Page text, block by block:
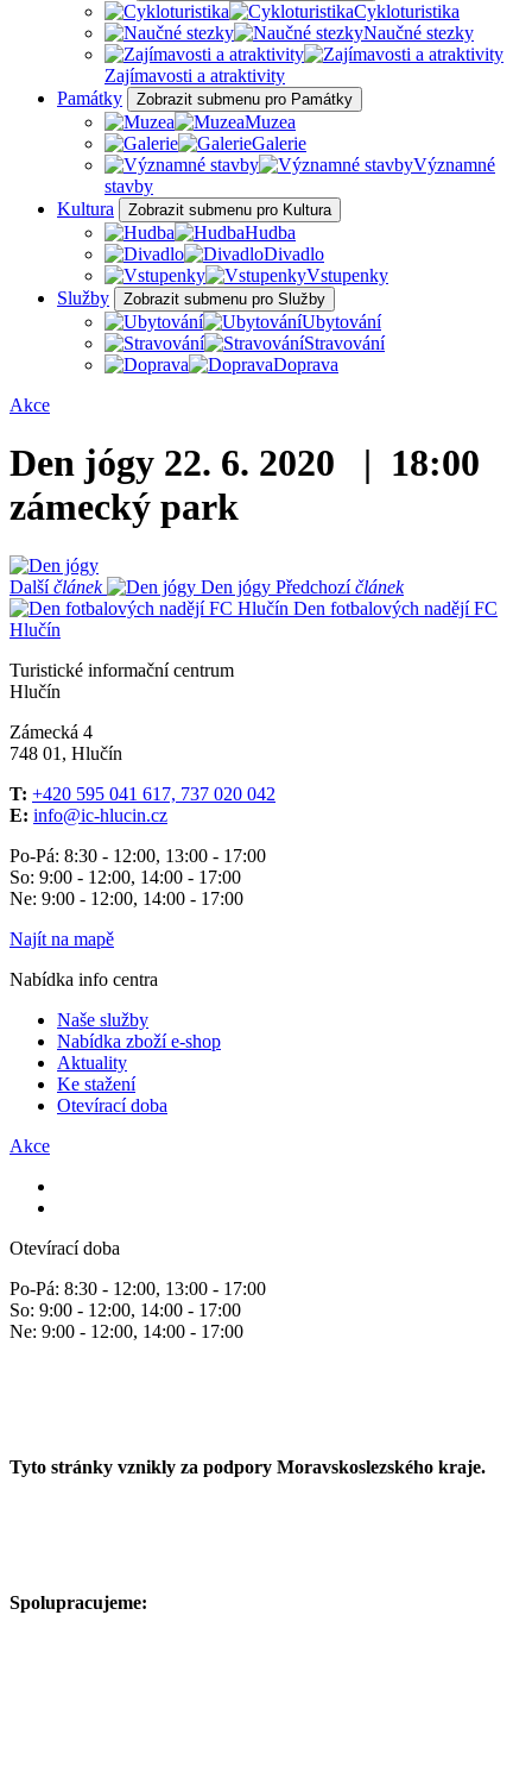
Cykloturistika
Naučné stezky
Zajímavosti a atraktivity
Památky
Zobrazit submenu pro Památky
Muzea
Galerie
Významné
stavby
Kultura
Zobrazit submenu pro Kultura
Hudba
Divadlo
Vstupenky
Služby
Zobrazit submenu pro Služby
Ubytování
Stravování
Doprava
Akce
Den jógy 22. 6. 2020 | 18:00
zámecký park
Dalšíčlánek Den jógy Předchozíčlánek
Den fotbalových nadějí FC
Hlučín
Turistické informační centrum
Hlučín
Zámecká 4
748 01, Hlučín
T: +420 595 041 617, 737 020 042
E: info@ic-hlucin.cz
Po-Pá: 8:30 - 12:00, 13:00 - 17:00
So: 9:00 - 12:00, 14:00 - 17:00
Ne: 9:00 - 12:00, 14:00 - 17:00
Najít na mapě
Nabídka info centra
Naše služby
Nabídka zboží e-shop
Aktuality
Ke stažení
Otevírací doba
Akce
Otevírací doba
Po-Pá: 8:30 - 12:00, 13:00 - 17:00
So: 9:00 - 12:00, 14:00 - 17:00
Ne: 9:00 - 12:00, 14:00 - 17:00
Tyto stránky vznikly za podpory Moravskoslezského kraje.
Spolupracujeme: